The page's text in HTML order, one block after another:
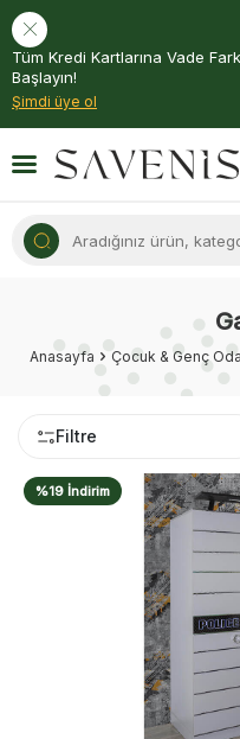
Tüm Kredi Kartlarına Vade
Başlayın!
Şimdi üye ol
Anasayfa Çocuk & Genç
Filtre
%19 İndirim